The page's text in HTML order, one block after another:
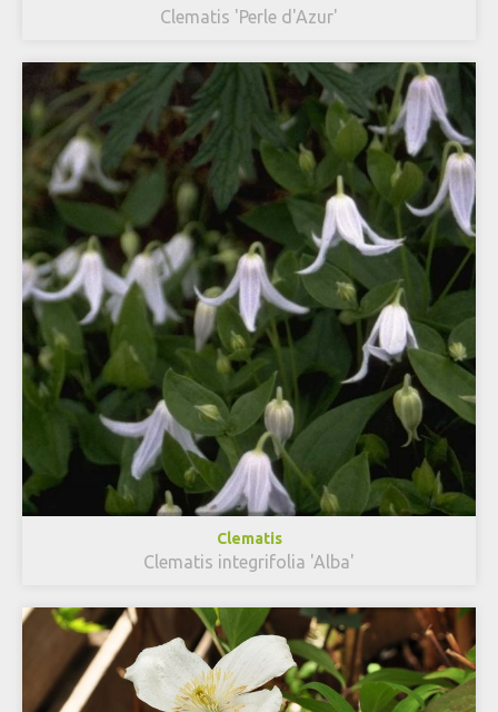
Clematis 'Perle d'Azur'
Clematis
Clematis integrifolia 'Alba'